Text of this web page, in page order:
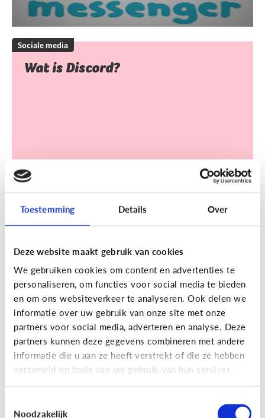
Toestemming Details Over
Deze website maakt gebruik van cookies
We gebruiken cookies om content en advertenties te
personaliseren, om functies voor social media te bieden
en om ons websiteverkeer te analyseren. Ook delen we
informatie over uw gebruik van onze site met onze
partners voor social media, adverteren en analyse. Deze
partners kunnen deze gegevens combineren met andere
informatie die u aan ze heeft verstrekt of die ze hebben
verzameld op basis van uw gebruik van hun services.
Noodzakelijk
Sociale media
Wat is Discord?
[Klik & Print]Een account
aanmaken op TikTok? Doe de
TikTok check!
Ontdek de checklist!